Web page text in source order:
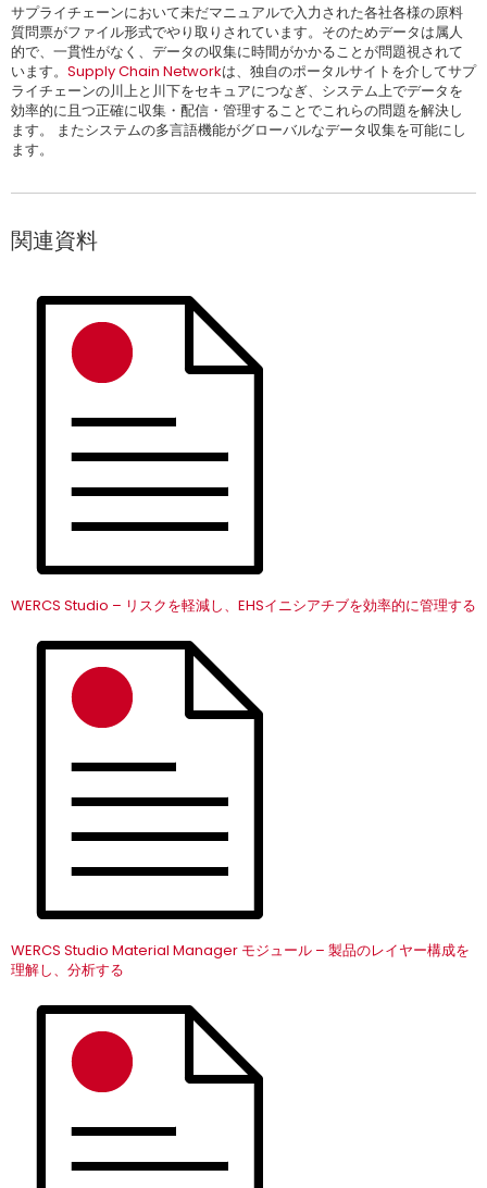
サプライチェーンにおいて未だマニュアルで入力された各社各様の原料
質問票がファイル形式でやり取りされています。そのためデータは属人
的で、一貫性がなく、データの収集に時間がかかることが問題視されて
います。 Supply Chain Networkは、独自のポータルサイトを介してサプ
ライチェーンの川上と川下をセキュアにつなぎ、システム上でデータを
効率的に且つ正確に収集・配信・管理することでこれらの問題を解決し
ます。 またシステムの多言語機能がグローバルなデータ収集を可能にし
ます。
関連資料
WERCS Studio – リスクを軽減し、EHSイニシアチブを効率的に管理する
WERCS Studio Material Manager モジュール – 製品のレイヤー構成を
理解し、分析する